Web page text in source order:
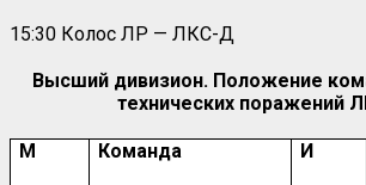
15:30 Колос ЛР — ЛКС-Д
Высший дивизион. Положение
технических поражений
М Команда И